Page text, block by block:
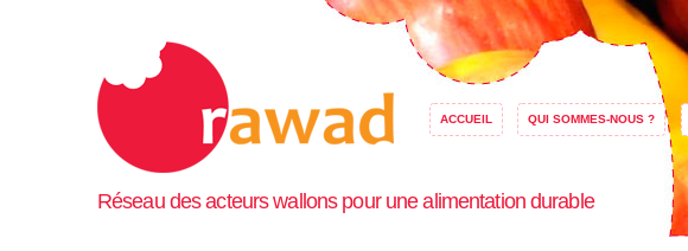
ACCUEIL QUI SOMMES-NOUS ?
Réseau des acteurs wallons pour une alimentation durable